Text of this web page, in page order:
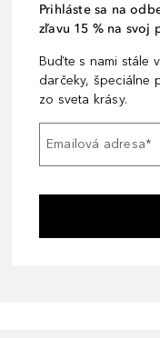
Prihláste sa na
zľavu 15 % na svoj
Buďte s nami stále
darčeky, špeciálne
zo sveta krásy.
Emailová adresa*